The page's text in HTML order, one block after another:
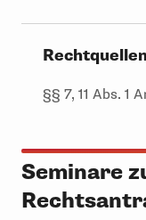
Rechtquellen
§§ 7, 11 Abs. 1
Seminare